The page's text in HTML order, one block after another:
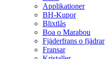
Applikationer
BH-Kupor
Blixtlås
Boa o Marabou
Fjäderfrans o fjädrar
Fransar